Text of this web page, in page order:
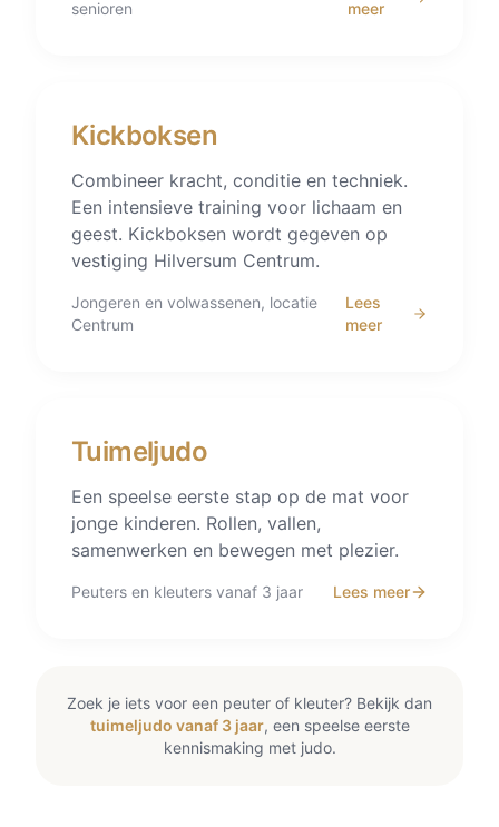
senioren meer
Kickboksen
Combineer kracht, conditie en techniek.
Een intensieve training voor lichaam en
geest. Kickboksen wordt gegeven op
vestiging Hilversum Centrum.
Jongeren en volwassenen, locatie
Centrum
Lees
meer
Tuimeljudo
Een speelse eerste stap op de mat voor
jonge kinderen. Rollen, vallen,
samenwerken en bewegen met plezier.
Peuters en kleuters vanaf 3 jaar Lees meer
Zoek je iets voor een peuter of kleuter? Bekijk dan
tuimeljudo vanaf 3 jaar, een speelse eerste
kennismaking met judo.